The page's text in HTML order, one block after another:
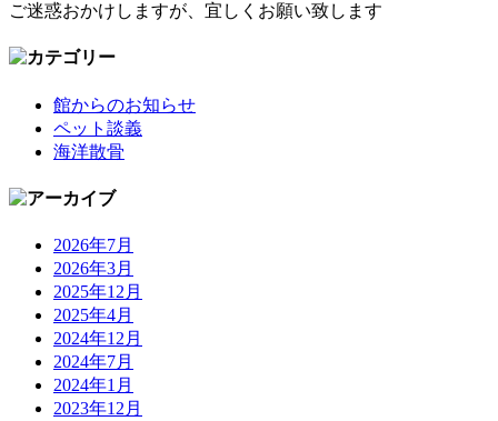
ご迷惑おかけしますが、宜しくお願い致します
館からのお知らせ
ペット談義
海洋散骨
2026年7月
2026年3月
2025年12月
2025年4月
2024年12月
2024年7月
2024年1月
2023年12月